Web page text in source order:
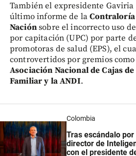
También el expresidente
último informe de laContraloría
Naciónsobre el incorrecto uso
por capitación (UPC) por parte
promotoras de salud (EPS), el
controvertidos por gremios como
Asociación Nacional de Cajas
Familiar y la ANDI.
Colombia
Tras escándalo por
director de
con el presidente